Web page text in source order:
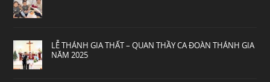
LỄ THÁNH GIA THẤT – QUAN THẦY CA ĐOÀN THÁNH GIA
NĂM 2025